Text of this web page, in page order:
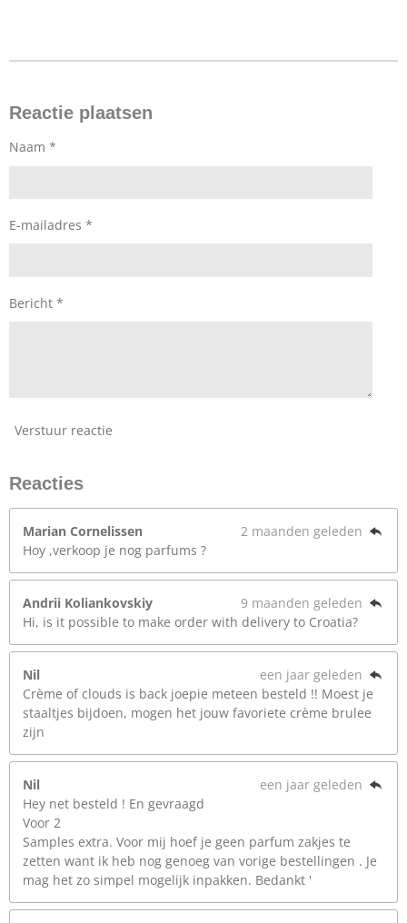
Reactie plaatsen
Naam *
E-mailadres *
Bericht *
Verstuur reactie
Reacties
Marian Cornelissen
2 maanden geleden
Hoy ,verkoop je nog parfums ?
Andrii Koliankovskiy
9 maanden geleden
Hi, is it possible to make order with delivery to Croatia?
Nil
een jaar geleden
Crème of clouds is back joepie meteen besteld !! Moest je
staaltjes bijdoen, mogen het jouw favoriete crème brulee
zijn
Nil
een jaar geleden
Hey net besteld ! En gevraagd
Voor 2
Samples extra. Voor mij hoef je geen parfum zakjes te
zetten want ik heb nog genoeg van vorige bestellingen . Je
mag het zo simpel mogelijk inpakken. Bedankt '